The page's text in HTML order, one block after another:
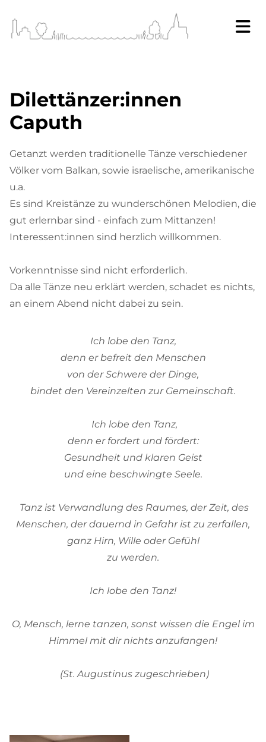
Dilettänzer:innen
Caputh
Getanzt werden traditionelle Tänze verschiedener
Völker vom Balkan, sowie israelische, amerikanische
u.a.
Es sind Kreistänze zu wunderschönen Melodien, die
gut erlernbar sind - einfach zum Mittanzen!
Interessent:innen sind herzlich willkommen.
Vorkenntnisse sind nicht erforderlich.
Da alle Tänze neu erklärt werden, schadet es nichts,
an einem Abend nicht dabei zu sein.
Ich lobe den Tanz,
denn er befreit den Menschen
von der Schwere der Dinge,
bindet den Vereinzelten zur Gemeinschaft.
Ich lobe den Tanz,
denn er fordert und fördert:
Gesundheit und klaren Geist
und eine beschwingte Seele.
Tanz ist Verwandlung des Raumes, der Zeit, des
Menschen, der dauernd in Gefahr ist zu zerfallen,
ganz Hirn, Wille oder Gefühl
zu werden.
Ich lobe den Tanz!
O, Mensch, lerne tanzen, sonst wissen die Engel im
Himmel mit dir nichts anzufangen!
(St. Augustinus zugeschrieben)